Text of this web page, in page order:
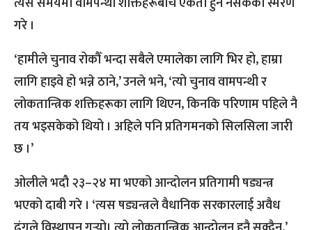
गरे ।
‘हामीले चुनाव रोकौँ भन्दा सबैले एमालेका लागि भिर हो, हाम्रा
लागि हाइवे हो भन्ने ठाने,’ उनले भने, ‘त्यो चुनाव वामपन्थी र
लोकतान्त्रिक शक्तिहरूका लागि थिएन, किनकि परिणाम पहिले नै
तय भइसकेको थियो । अहिले पनि प्रतिगमनको सिलसिला जारी
छ ।’
ओलीले भदौ २३–२४ मा भएको आन्दोलन प्रतिगामी षड्यन्त्र
भएको दाबी गरे । ‘त्यस षड्यन्त्रले वैधानिक सरकारलाई अवैध